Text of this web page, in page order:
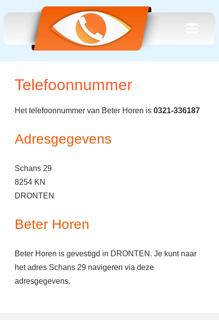
Telefoonnummer
Het telefoonnummer van Beter Horen is 0321-336187
Adresgegevens
Schans 29
8254 KN
DRONTEN
Beter Horen
Beter Horen is gevestigd in DRONTEN. Je kunt naar
het adres Schans 29 navigeren via deze
adresgegevens.